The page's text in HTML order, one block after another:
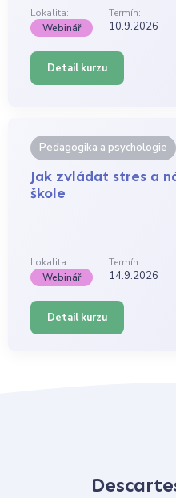
Lokalita:
Termín:
Webinář
10.9.2026
Detail kurzu
Pedagogika a psychologie
Jak zvládat stres a
škole
Lokalita:
Termín:
Webinář
14.9.2026
Detail kurzu